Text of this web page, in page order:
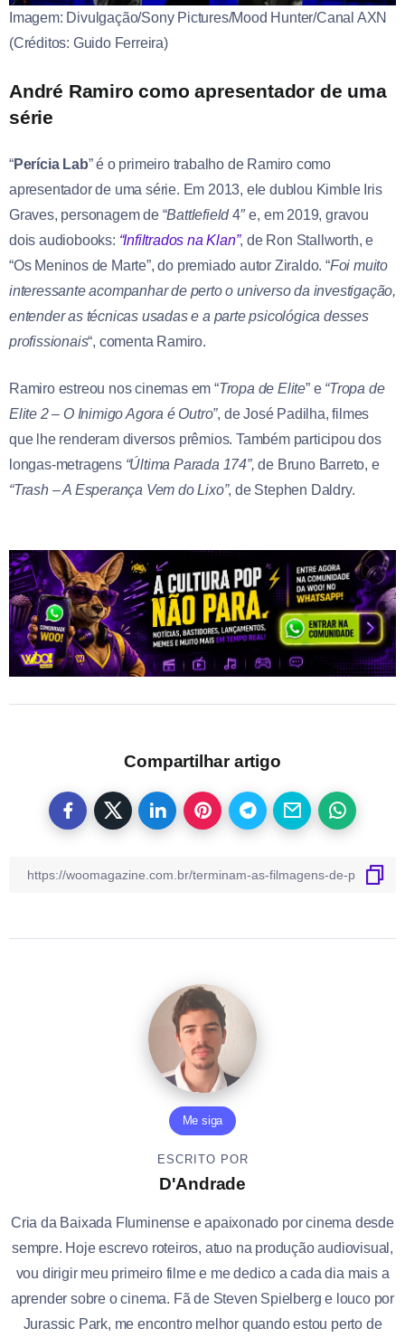
Imagem: Divulgação/Sony Pictures/Mood Hunter/Canal AXN
(Créditos: Guido Ferreira)
André Ramiro como apresentador de uma
série
“Perícia Lab” é o primeiro trabalho de Ramiro como
apresentador de uma série. Em 2013, ele dublou Kimble Iris
Graves, personagem de “Battlefield4″ e, em 2019, gravou
dois audiobooks: “Infiltrados na Klan”, de Ron Stallworth, e
“Os Meninos de Marte”, do premiado autor Ziraldo. “Foi muito
interessante acompanhar de perto o universo da investigação,
entender as técnicas usadas e a parte psicológica desses
profissionais“, comenta Ramiro.
Ramiro estreou nos cinemas em “Tropa de Elite” e“Tropa de
Elite 2 – O Inimigo Agora é Outro”, de José Padilha, filmes
que lhe renderam diversos prêmios. Também participou dos
longas-metragens “Última Parada 174”, de Bruno Barreto, e
“Trash – A Esperança Vem do Lixo”, de Stephen Daldry.
Compartilhar artigo
Me siga
ESCRITO POR
D'Andrade
Cria da Baixada Fluminense e apaixonado por cinema desde
sempre. Hoje escrevo roteiros, atuo na produção audiovisual,
vou dirigir meu primeiro filme e me dedico a cada dia mais a
aprender sobre o cinema. Fã de Steven Spielberg e louco por
Jurassic Park, me encontro melhor quando estou perto de